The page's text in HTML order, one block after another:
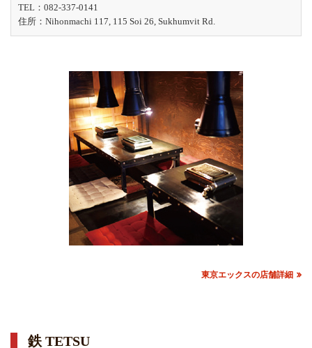
TEL：082-337-0141
住所：Nihonmachi 117, 115 Soi 26, Sukhumvit Rd.
東京エックスの店舗詳細
鉄 TETSU